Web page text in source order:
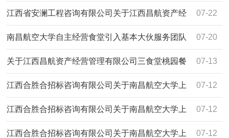
HSH2026ZJ061-D02）第二次谈判比选公告
舍收费洗衣机采购项目询比公告 07-22
江西省安澜工程咨询有限公司关于江西昌航资产经
营管理有限公司南昌航空大学2026年上海路校区改造学生宿
舍热水配套服务建设项目（项目编号：JXAL2026-F268）磋
商比选采购公告
07-20
南昌航空大学自主经营食堂引入基本大伙服务团队
项目比选公告 07-13
关于江西昌航资产经营管理有限公司三食堂桃园餐
厅108商铺招租项目（招标编号：JXYL2026-G0436）终止
公告
07-12
江西合胜合招标咨询有限公司关于南昌航空大学上
海路学生食堂二楼监控设备采购项目（项目编
号:HSH2026ZJ062）谈判比选公告
07-12
江西合胜合招标咨询有限公司关于南昌航空大学上
海路学生食堂二楼桌椅采购项目（项目编 07-12
江西合胜合招标咨询有限公司关于南昌航空大学上